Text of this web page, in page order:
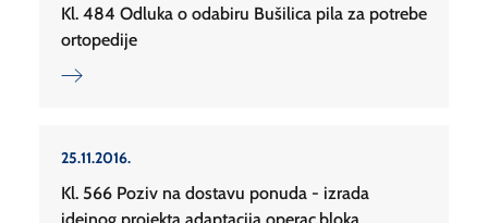
Kl. 484 Odluka o odabiru Bušilica pila za potrebe
ortopedije
25.11.2016.
Kl. 566 Poziv na dostavu ponuda - izrada